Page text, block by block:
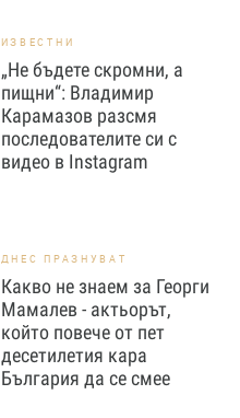
ИЗВЕСТНИ
„Не бъдете скромни, а
пищни“: Владимир
Карамазов разсмя
последователите си с
видео в Instagram
ДНЕС ПРАЗНУВАТ
Какво не знаем за Георги
Мамалев - актьорът,
който повече от пет
десетилетия кара
България да се смее